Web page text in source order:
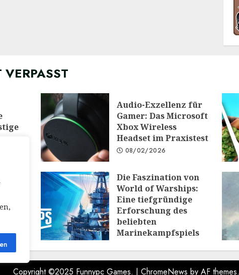
Audio-Exzellenz für
Gamer: Das Microsoft
Xbox Wireless
Headset im Praxistest
08/02/2026
die
Die Faszination von
World of Warships:
Eine tiefgründige
Erforschung des
beliebten
Marinekampfspiels
Copyright ©2025 Funnypc Games. | ChromeNews by AF themes.